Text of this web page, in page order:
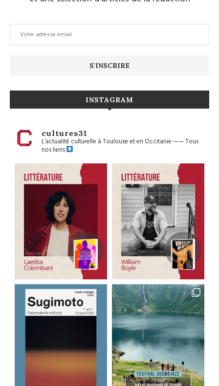
INSTAGRAM
cultures31
L’actualité culturelle à Toulouse et en Occitanie——Tous
nos liens